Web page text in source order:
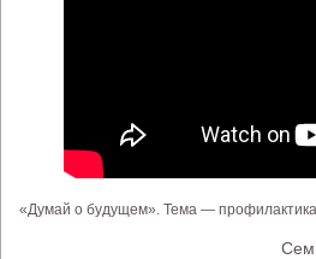
«Думай о будущем». Тема —